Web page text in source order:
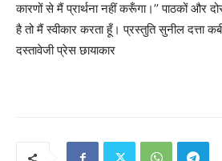
कारणों से मैं प्रार्थना नहीं करूँगा।’’ पाठकों और
है तो मैं स्वीकार करता हूँ। प्रस्तुति सुनील दत्ता
दस्तावेजी प्रेस छायाकार